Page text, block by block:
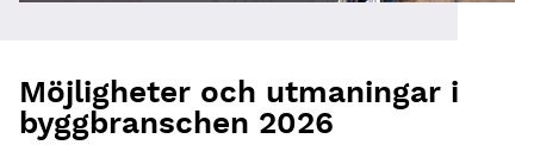
Möjligheter och utmaningar i
byggbranschen 2026